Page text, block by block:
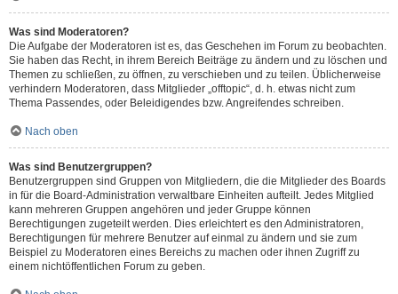
Was sind Moderatoren?
Die Aufgabe der Moderatoren ist es, das Geschehen im Forum zu beobachten.
Sie haben das Recht, in ihrem Bereich Beiträge zu ändern und zu löschen und
Themen zu schließen, zu öffnen, zu verschieben und zu teilen. Üblicherweise
verhindern Moderatoren, dass Mitglieder „offtopic“, d. h. etwas nicht zum
Thema Passendes, oder Beleidigendes bzw. Angreifendes schreiben.
Nach oben
Was sind Benutzergruppen?
Benutzergruppen sind Gruppen von Mitgliedern, die die Mitglieder des Boards
in für die Board-Administration verwaltbare Einheiten aufteilt. Jedes Mitglied
kann mehreren Gruppen angehören und jeder Gruppe können
Berechtigungen zugeteilt werden. Dies erleichtert es den Administratoren,
Berechtigungen für mehrere Benutzer auf einmal zu ändern und sie zum
Beispiel zu Moderatoren eines Bereichs zu machen oder ihnen Zugriff zu
einem nichtöffentlichen Forum zu geben.